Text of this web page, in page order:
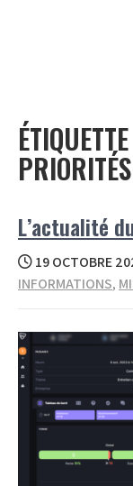
PRIORITÉS
L’actualité
19 OCTOBRE
INFORMATIONS,